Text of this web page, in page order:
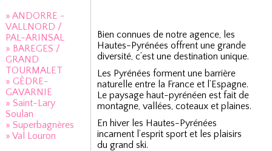
» ANDORRE -
VALLNORD /
PAL-ARINSAL
» BAREGES /
GRAND
TOURMALET
» GÈDRE-
GAVARNIE
» Saint-Lary
Soulan
» Superbagnères
» Val Louron
Bien connues de notre agence, les
Hautes-Pyrénées offrent une grande
diversité, c’est une destination unique.
Les Pyrénées forment une barrière
naturelle entre la France et l’Espagne.
Le paysage haut-pyrénéen est fait de
montagne, vallées, coteaux et plaines.
En hiver les Hautes-Pyrénées
incarnent l’esprit sport et les plaisirs
du grand ski.